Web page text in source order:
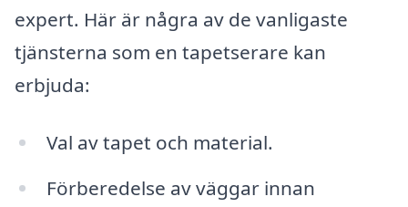
expert. Här är några av de vanligaste
tjänsterna som en tapetserare kan
erbjuda:
Val av tapet och material.
Förberedelse av väggar innan